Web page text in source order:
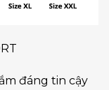
đáng tin cậy